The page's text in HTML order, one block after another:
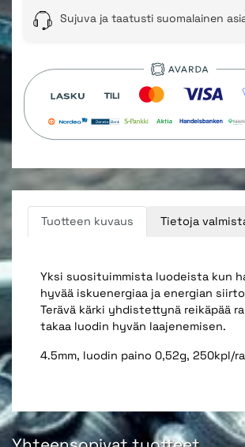
Sujuva ja taatusti suomalainen
Tuotteen kuvaus Tietoja
Yksi suosituimmista luodeista kun
hyvää iskuenergiaa ja energian
Terävä kärki yhdistettynä reikäpää
takaa luodin hyvän laajenemisen.
4.5mm, luodin paino 0,52g, 250kpl/